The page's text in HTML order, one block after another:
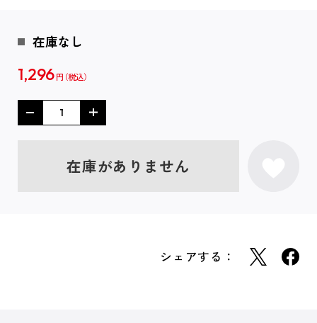
在庫なし
1,296 円
在庫がありません
シェアする：